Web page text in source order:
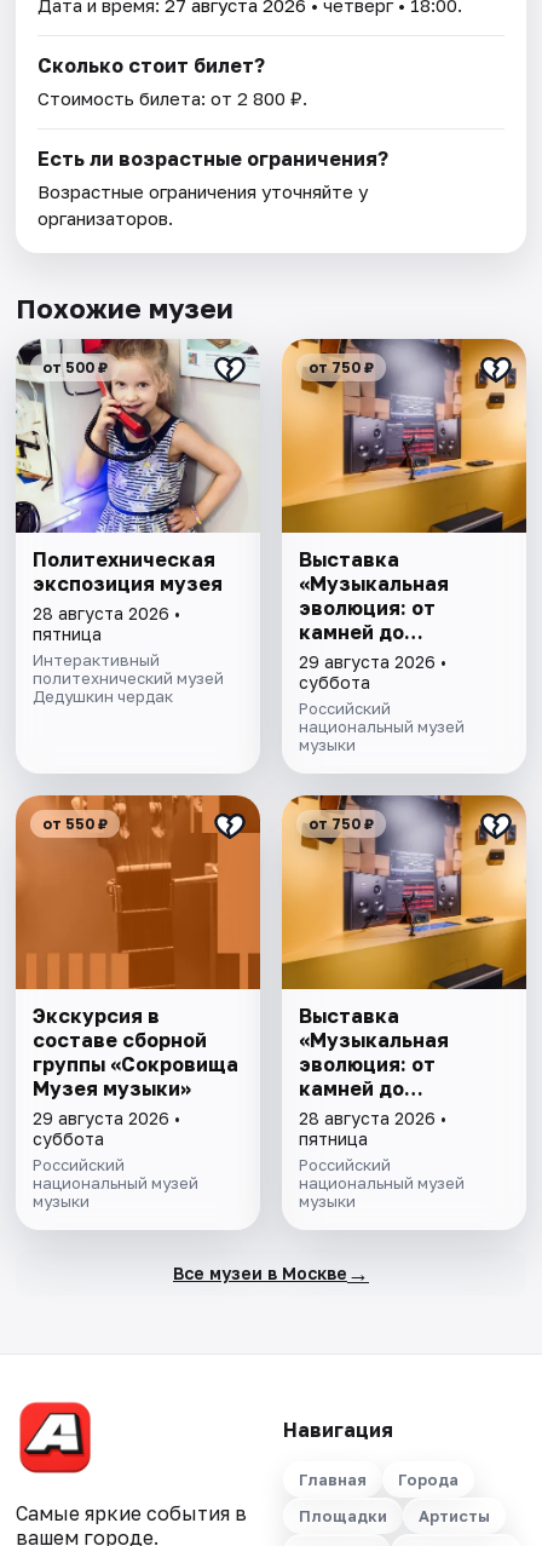
Дата и время:27 августа 2026 • четверг • 18:00.
Сколько стоит билет?
Стоимость билета: от 2 800 ₽.
Есть ли возрастные ограничения?
Возрастные ограничения уточняйте у
организаторов.
Похожие музеи
от 500 ₽
Политехническая
экспозиция музея
28 августа 2026 •
пятница
Интерактивный
политехнический музей
Дедушкин чердак
от 750 ₽
Выставка
«Музыкальная
эволюция: от
камней до
нейросети»
29 августа 2026 •
суббота
Российский
национальный музей
музыки
от 550 ₽
Экскурсия в
составе сборной
группы «Сокровища
Музея музыки»
29 августа 2026 •
суббота
Российский
национальный музей
музыки
от 750 ₽
Выставка
«Музыкальная
эволюция: от
камней до
нейросети»
28 августа 2026 •
пятница
Российский
национальный музей
музыки
Все музеи в Москве →
Самые яркие события в
вашем городе.
Навигация
Главная
Города
Площадки
Артисты